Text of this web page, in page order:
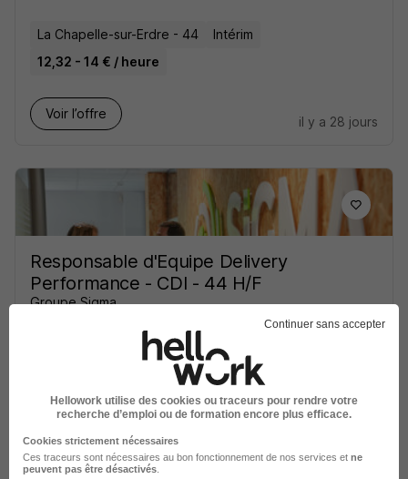
La Chapelle-sur-Erdre - 44
Intérim
12,32 - 14 € / heure
Voir l’offre
il y a 28 jours
Responsable d'Equipe Delivery
Performance - CDI - 44 H/F
Groupe Sigma
La Chapelle-sur-Erdre - 44
CDI
47 000 - 52 000 € / an
Continuer sans accepter
Hellowork utilise des cookies ou traceurs pour rendre votre
recherche d’emploi ou de formation encore plus efficace.
Cookies strictement nécessaires
Ces traceurs sont nécessaires au bon fonctionnement de nos services et ne
peuvent pas être désactivés